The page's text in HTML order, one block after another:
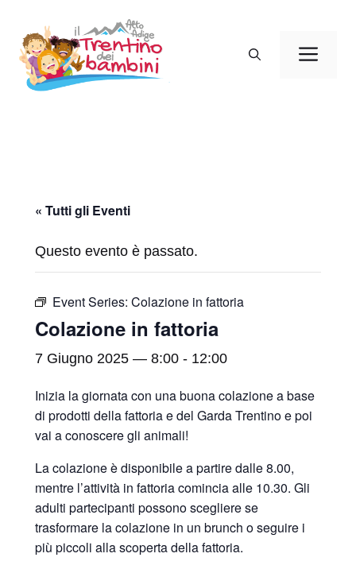
contenuto
« Tutti gli Eventi
Questo evento è passato.
Event Series: Colazione in fattoria
Colazione in fattoria
7 Giugno 2025 — 8:00 - 12:00
Inizia la giornata con una buona colazione a base
di prodotti della fattoria e del Garda Trentino e poi
vai a conoscere gli animali!
La colazione è disponibile a partire dalle 8.00,
mentre l’attività in fattoria comincia alle 10.30. Gli
adulti partecipanti possono scegliere se
trasformare la colazione in un brunch o seguire i
più piccoli alla scoperta della fattoria.